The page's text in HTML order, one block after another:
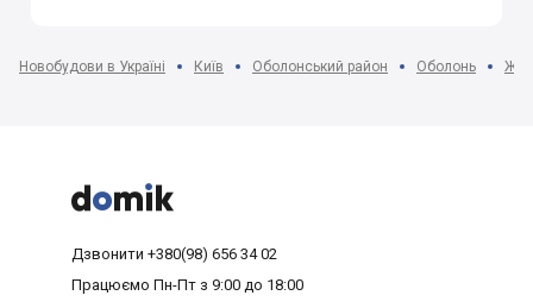
Новобудови в Україні Київ Оболонський район Оболонь ЖК



Дзвонити +380(98) 656 34 02
Працюємо Пн-Пт з 9:00 до 18:00